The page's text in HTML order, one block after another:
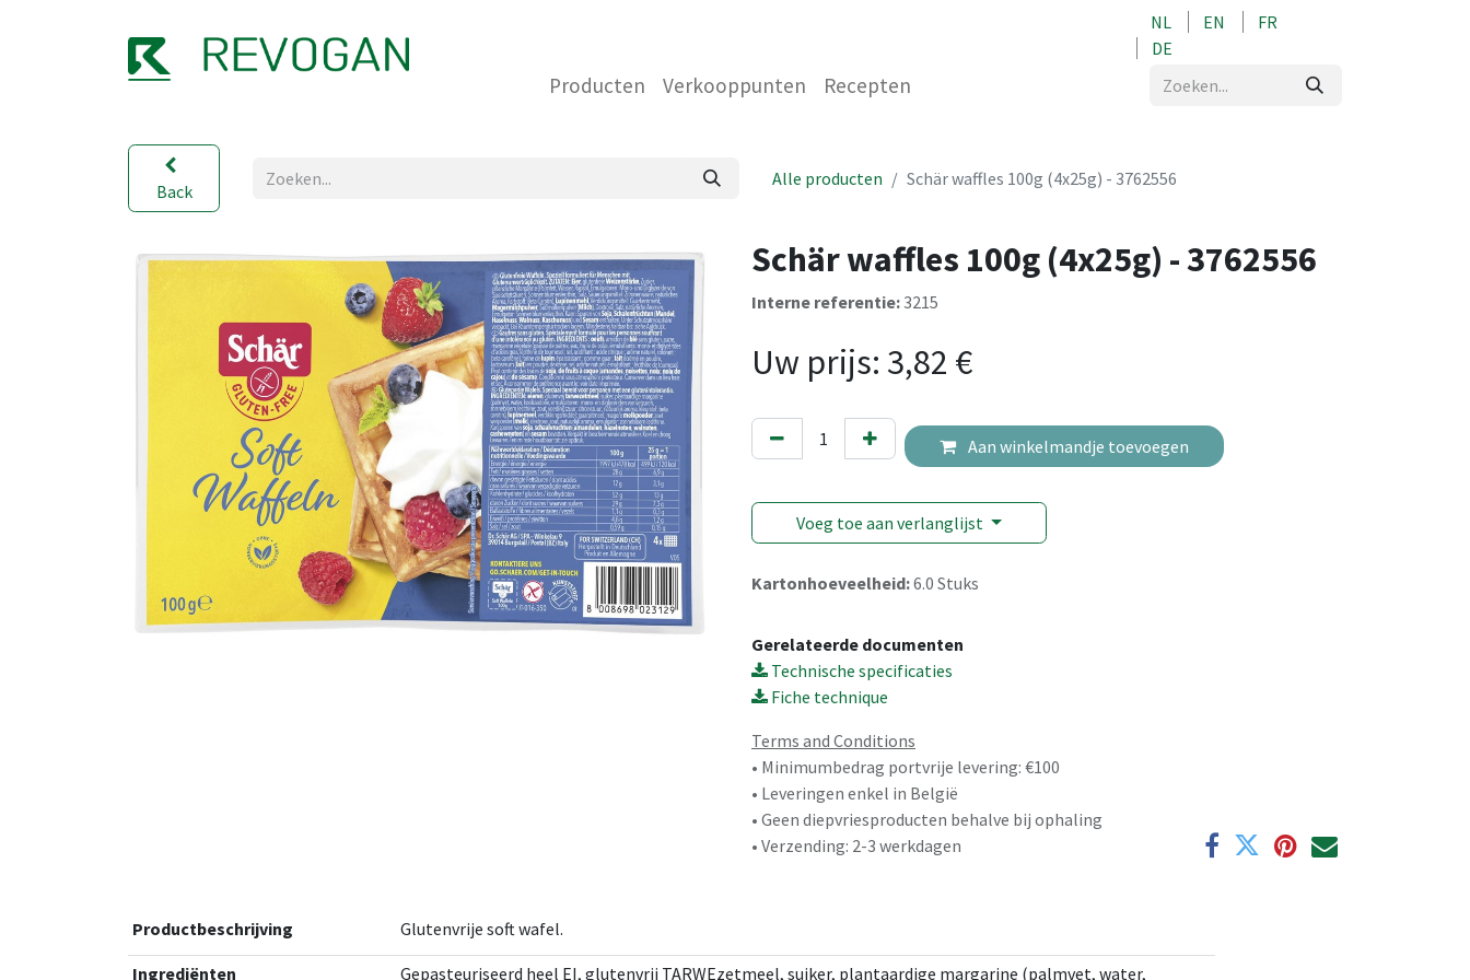
NL EN
FR
DE
Producten Verkooppunten Recepten
Back
Alle producten Schär waffles 100g (4x25g) - 3762556
Schär waffles 100g (4x25g) - 3762556
Interne referentie:3215
Uw prijs: 3,82 €
Aan winkelmandje toevoegen
Voeg toe aan verlanglijst
Kartonhoeveelheid:6.0 Stuks
Gerelateerde documenten
Technische specificaties
Fiche technique
Terms and Conditions
• Minimumbedrag portvrije levering: €100
• Leveringen enkel in België
• Geen diepvriesproducten behalve bij ophaling
• Verzending: 2-3 werkdagen
Productbeschrijving Glutenvrije soft wafel.
Ingrediënten Gepasteuriseerd heel EI, glutenvrij TARWEzetmeel, suiker, plantaardige margarine (palmvet, water,